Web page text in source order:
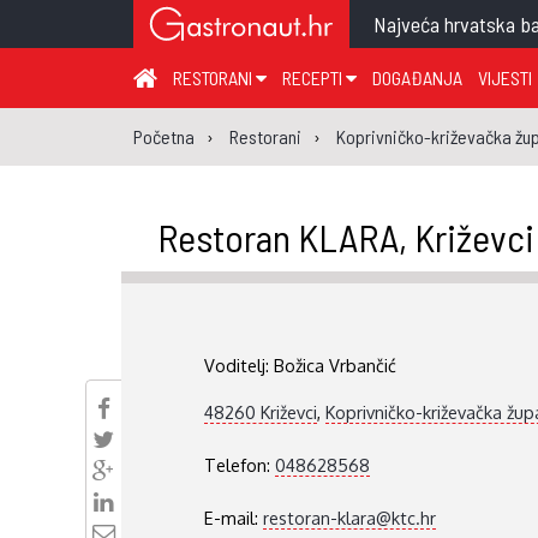
Najveća hrvatska
RESTORANI
ZAGREB I ZAGREBAČKA ŽUPANIJA
MEĐIMURSKA ŽUPANIJA
KOPRIVNIČKO-KRIŽEVAČKA ŽUPANIJA
PRIMORSKO-GORANSKA ŽUPANIJA
BRODSKO-POSAVSKA ŽUPANIJA
OSJEČKO-BARANJSKA ŽUPANIJA
VUKOVARSKO-SRIJEMSKA ŽUPANIJA
RECEPTI
JUHA
GLAVNO JELO
SALATA
PIZZA
DOGAĐANJA VIJESTI
Početna Restorani Koprivničko-križevačka
Restoran KLARA, Križevci
Voditelj: Božica Vrbančić
48260 Križevci, Koprivničko-križevačka
Telefon: 048628568
E-mail: restoran-klara@ktc.hr